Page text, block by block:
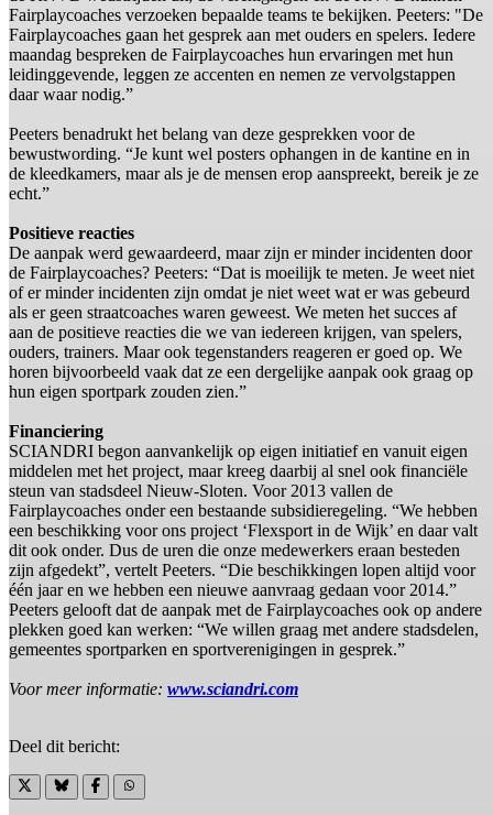
Fairplaycoaches verzoeken bepaalde teams te bekijken. Peeters: "De
Fairplaycoaches gaan het gesprek aan met ouders en spelers. Iedere
maandag bespreken de Fairplaycoaches hun ervaringen met hun
leidinggevende, leggen ze accenten en nemen ze vervolgstappen
daar waar nodig.”
Peeters benadrukt het belang van deze gesprekken voor de
bewustwording. “Je kunt wel posters ophangen in de kantine en in
de kleedkamers, maar als je de mensen erop aanspreekt, bereik je ze
echt.”
Positieve reacties
De aanpak werd gewaardeerd, maar zijn er minder incidenten door
de Fairplaycoaches? Peeters: “Dat is moeilijk te meten. Je weet niet
of er minder incidenten zijn omdat je niet weet wat er was gebeurd
als er geen straatcoaches waren geweest. We meten het succes af
aan de positieve reacties die we van iedereen krijgen, van spelers,
ouders, trainers. Maar ook tegenstanders reageren er goed op. We
horen bijvoorbeeld vaak dat ze een dergelijke aanpak ook graag op
hun eigen sportpark zouden zien.”
Financiering
SCIANDRI begon aanvankelijk op eigen initiatief en vanuit eigen
middelen met het project, maar kreeg daarbij al snel ook financiële
steun van stadsdeel Nieuw-Sloten. Voor 2013 vallen de
Fairplaycoaches onder een bestaande subsidieregeling. “We hebben
een beschikking voor ons project ‘Flexsport in de Wijk’ en daar valt
dit ook onder. Dus de uren die onze medewerkers eraan besteden
zijn afgedekt”, vertelt Peeters. “Die beschikkingen lopen altijd voor
één jaar en we hebben een nieuwe aanvraag gedaan voor 2014.”
Peeters gelooft dat de aanpak met de Fairplaycoaches ook op andere
plekken goed kan werken: “We willen graag met andere stadsdelen,
gemeentes sportparken en sportverenigingen in gesprek.”
Voor meer informatie: www.sciandri.com
Deel dit bericht: